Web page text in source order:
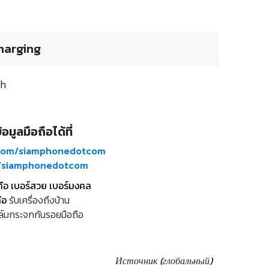
มูลมือถือได้ที่
siamphonedotcom
เบอร์สวย เบอร์มงคล
รับเครื่องถึงบ้าน
กระจกกันรอยมือถือ
Источник (глобальный)